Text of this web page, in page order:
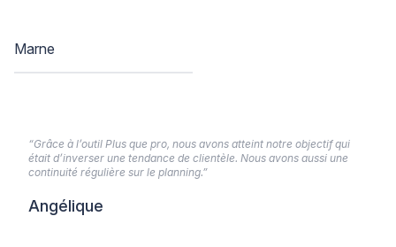
Marne
“Grâce à l’outil Plus que pro, nous avons atteint notre objectif qui
était d’inverser une tendance de clientèle. Nous avons aussi une
continuité régulière sur le planning.”
Angélique